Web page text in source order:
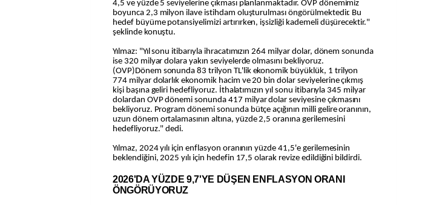
4,5 ve yüzde 5 seviyelerine çıkması planlanmaktadır. OVP dönemimiz
boyunca 2,3 milyon ilave istihdam oluşturulması öngörülmektedir. Bu
hedef büyüme potansiyelimizi artırırken, işsizliği kademeli düşürecektir."
şeklinde konuştu.
Yılmaz: "Yıl sonu itibarıyla ihracatımızın 264 milyar dolar, dönem sonunda
ise 320 milyar dolara yakın seviyelerde olmasını bekliyoruz.
(OVP)Dönem sonunda 83 trilyon TL'lik ekonomik büyüklük, 1 trilyon
774 milyar dolarlık ekonomik hacim ve 20 bin dolar seviyelerine çıkmış
kişi başına geliri hedefliyoruz. İthalatımızın yıl sonu itibarıyla 345 milyar
dolardan OVP dönemi sonunda 417 milyar dolar seviyesine çıkmasını
bekliyoruz. Program dönemi sonunda bütçe açığının milli gelire oranının,
uzun dönem ortalamasının altına, yüzde 2,5 oranına gerilemesini
hedefliyoruz." dedi.
Yılmaz, 2024 yılı için enflasyon oranının yüzde 41,5'e gerilemesinin
beklendiğini, 2025 yılı için hedefin 17,5 olarak revize edildiğini bildirdi.
2026'DA YÜZDE 9,7'YE DÜŞEN ENFLASYON ORANI
ÖNGÖRÜYORUZ